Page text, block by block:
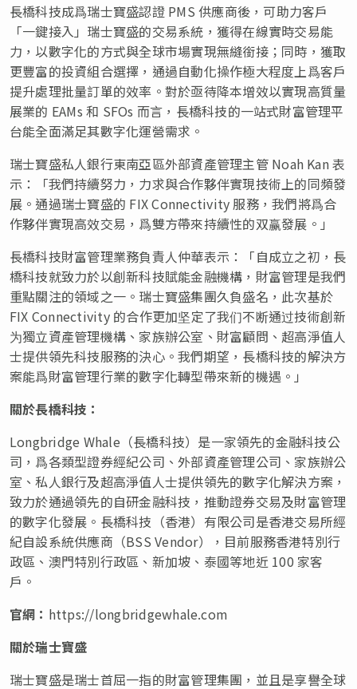
長橋科技成爲瑞士寶盛認證 PMS 供應商後，可助力客戶
「一鍵接入」瑞士寶盛的交易系統，獲得在線實時交易能
力，以數字化的方式與全球市場實現無縫銜接；同時，獲取
更豐富的投資組合選擇，通過自動化操作極大程度上爲客戶
提升處理批量訂單的效率。對於亟待降本增效以實現高質量
展業的 EAMs 和 SFOs 而言，長橋科技的一站式財富管理平
台能全面滿足其數字化運營需求。
瑞士寶盛私人銀行東南亞區外部資產管理主管 Noah Kan表
示 ：
「我們持續努力，力求與合作夥伴實現技術上的同頻發
展。通過瑞士寶盛的 FIX Connectivity 服務，我們將爲合
作夥伴實現高效交易，爲雙方帶來持續性的双赢發展。」
長橋科技財富管理業務負責人仲華表示：「自成立之初，長
橋科技就致力於以創新科技賦能金融機構，財富管理是我們
重點關注的領域之一。瑞士寶盛集團久負盛名，此次基於
FIX Connectivity 的合作更加坚定了我们不断通过技術創新
为獨立資產管理機構、家族辦公室、財富顧問、超高淨值人
士提供領先科技服務的決心。我們期望，長橋科技的解決方
案能爲財富管理行業的數字化轉型帶來新的機遇。」
關於長橋科技：
Longbridge Whale（長橋科技）是一家領先的金融科技公
司，爲各類型證券經紀公司、外部資產管理公司、家族辦公
室、私人銀行及超高淨值人士提供領先的數字化解決方案，
致力於通過領先的自研金融科技，推動證券交易及財富管理
的數字化發展。長橋科技（香港）有限公司是香港交易所經
紀自設系統供應商（BSS Vendor），目前服務香港特別行
政區 、澳門特別行政區 、新加坡、泰國等地近 100 家客
戶。
官網： https://longbridgewhale.com
關於瑞士寶盛
瑞士寶盛是瑞士首屈一指的財富管理集團，並且是享譽全球